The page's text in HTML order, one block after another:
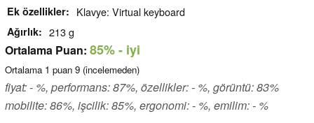
Ek özellikler Klavye: Virtual keyboard
Ağırlık 213 g
Ortalama Puan: 85%- iyi
Ortalama 1 puan 9 (incelemeden)
fiyat: - %, performans: 87%, özellikler: - %, görüntü: 83%
mobilite: 86%, işcilik: 85%, ergonomi: - %, emilim: - %